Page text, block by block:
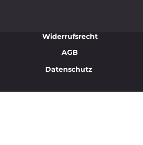
Widerrufsrecht
AGB
Datenschutz